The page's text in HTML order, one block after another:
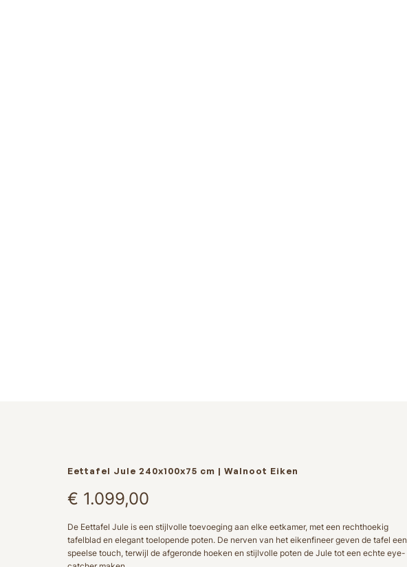
Eettafel Jule 240x100x75 cm | Walnoot Eiken
€ 1.099,00
De Eettafel Jule is een stijlvolle toevoeging aan elke eetkamer, met een rechthoekig
tafelblad en elegant toelopende poten. De nerven van het eikenfineer geven de tafel een
speelse touch, terwijl de afgeronde hoeken en stijlvolle poten de Jule tot een echte eye-